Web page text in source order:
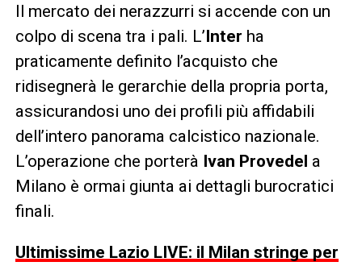
Il mercato dei nerazzurri si accende con un
colpo di scena tra i pali. L’Inter ha
praticamente definito l’acquisto che
ridisegnerà le gerarchie della propria porta,
assicurandosi uno dei profili più affidabili
dell’intero panorama calcistico nazionale.
L’operazione che porterà Ivan Provedel a
Milano è ormai giunta ai dettagli burocratici
finali.
Ultimissime Lazio LIVE: il Milan stringe per